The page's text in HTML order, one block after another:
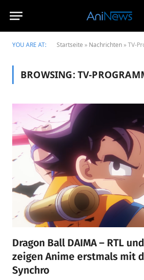
YOU ARE AT: Startseite » Nachrichten »TV-
BROWSING:TV-
Dragon Ball DAIMA – RTL und
zeigen Anime erstmals mit
Synchro